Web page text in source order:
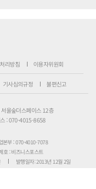
리방침 이용자위원회
기사심의규정 불편신고
울숲더스페이스 12층
: 070-4015-8658
본부 : 070-4010-7078
호 : 비즈니스포스트
발행일자: 2013년 12월 2일